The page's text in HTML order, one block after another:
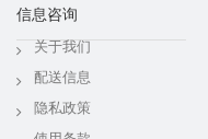
信息咨询
关于我们
配送信息
隐私政策